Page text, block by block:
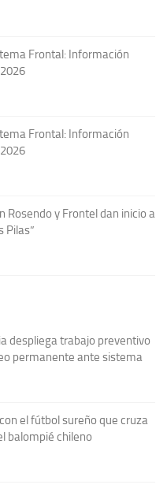
Frontal: Información
Frontal: Información
Rosendo y Frontel dan inicio a
Pilas”
despliega trabajo preventivo
permanente ante sistema
el fútbol sureño que cruza
balompié chileno